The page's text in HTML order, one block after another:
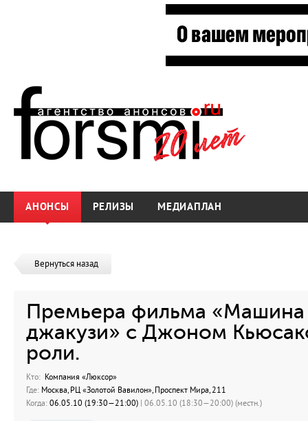
АНОНСЫ РЕЛИЗЫ МЕДИАПЛАН
Вернуться назад
Премьера фильма
джакузи» с Джоном
роли.
Кто: Компания «Люксор»
Где: Москва, РЦ «Золотой Вавилон», Проспект Мира, 211
Когда: 06.05.10 (19:30—21:00) | 06.05.10 (18:30—20:00) (местн.)